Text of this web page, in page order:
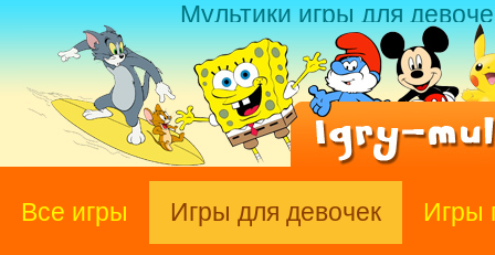
Мультики игры для
Все игры Игры для девочек Игры